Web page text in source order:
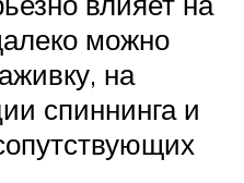
можно
на
спиннинга и